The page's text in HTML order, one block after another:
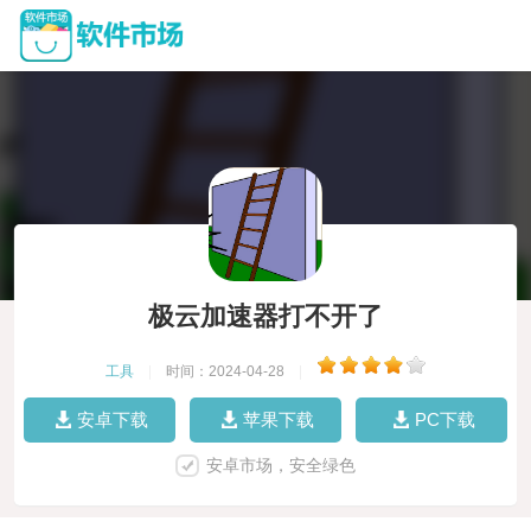
极云加速器打不开了
工具 时间：2024-04-28
安卓下载 苹果下载 PC下载
安卓市场，安全绿色